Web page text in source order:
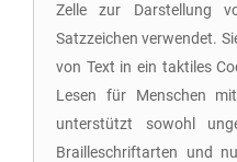
Zelle zur Darstellung
Satzzeichen verwendet.
von Text in ein taktiles
Lesen für Menschen
unterstützt sowohl
Brailleschriftarten und